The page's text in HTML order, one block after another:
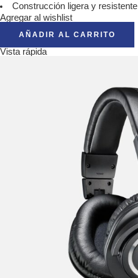
Construcción ligera y resistente
Agregar al wishlist
AÑADIR AL CARRITO
Vista rápida